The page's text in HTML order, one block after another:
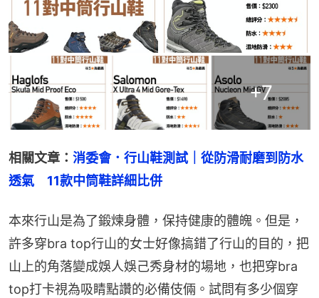
+7
相關文章： 消委會．行山鞋測試｜從防滑耐磨到防水
透氣　11款中筒鞋詳細比併
本來行山是為了鍛煉身體，保持健康的體魄。但是，
許多穿bra top行山的女士好像搞錯了行山的目的，把
山上的角落變成娛人娛己秀身材的場地，也把穿bra
top打卡視為吸睛點讚的必備伎倆。試問有多少個穿